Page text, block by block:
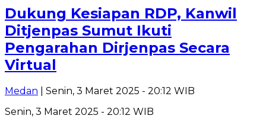
Dukung Kesiapan RDP, Kanwil
Ditjenpas Sumut Ikuti
Pengarahan Dirjenpas Secara
Virtual
Medan | Senin, 3 Maret 2025 - 20:12 WIB
Senin, 3 Maret 2025 - 20:12 WIB